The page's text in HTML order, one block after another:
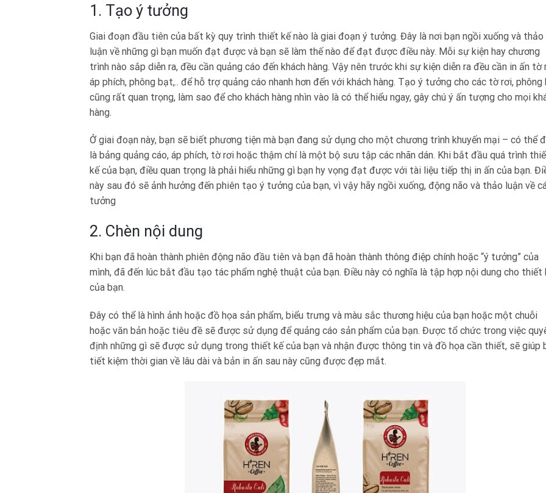
1. Tạo ý tưởng
Giai đoạn đầu tiên của bất kỳ quy trình thiết kế nào là giai đoạn ý tưởng. Đây là nơi bạn ngồi xuống và thảo
luận về những gì bạn muốn đạt được và bạn sẽ làm thế nào để đạt được điều này. Mỗi sự kiện hay chương
trình nào sắp diễn ra, đều cần quảng cáo đến khách hàng. Vậy nên trước khi sự kiện diễn ra đều cần in ấn tờ
áp phích, phông bạt,.. để hỗ trợ quảng cáo nhanh hơn đến với khách hàng. Tạo ý tưởng cho các tờ rơi, phông
cũng rất quan trọng, làm sao để cho khách hàng nhìn vào là có thể hiểu ngay, gây chú ý ấn tượng cho mọi
hàng.
Ở giai đoạn này, bạn sẽ biết phương tiện mà bạn đang sử dụng cho một chương trình khuyến mại – có thể
là bảng quảng cáo, áp phích, tờ rơi hoặc thậm chí là một bộ sưu tập các nhãn dán. Khi bắt đầu quá trình
kế của bạn, điều quan trọng là phải hiểu những gì bạn hy vọng đạt được với tài liệu tiếp thị in ấn của bạn.
này sau đó sẽ ảnh hưởng đến phiên tạo ý tưởng của bạn, vì vậy hãy ngồi xuống, động não và thảo luận về
tưởng
2. Chèn nội dung
Khi bạn đã hoàn thành phiên động não đầu tiên và bạn đã hoàn thành thông điệp chính hoặc “ý tưởng” của
mình, đã đến lúc bắt đầu tạo tác phẩm nghệ thuật của bạn. Điều này có nghĩa là tập hợp nội dung cho thiết
của bạn.
Đây có thể là hình ảnh hoặc đồ họa sản phẩm, biểu trưng và màu sắc thương hiệu của bạn hoặc một chuỗi
hoặc văn bản hoặc tiêu đề sẽ được sử dụng để quảng cáo sản phẩm của bạn. Được tổ chức trong việc
định những gì sẽ được sử dụng trong thiết kế của bạn và nhận được thông tin và đồ họa cần thiết, sẽ giúp
tiết kiệm thời gian về lâu dài và bản in ấn sau này cũng được đẹp mắt.